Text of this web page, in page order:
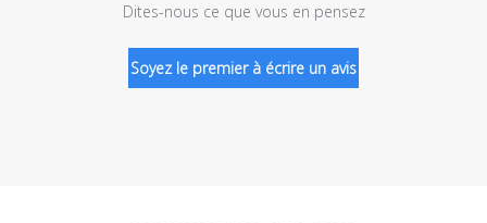
Dites-nous ce que vous en pensez
Soyez le premier à écrire un avis